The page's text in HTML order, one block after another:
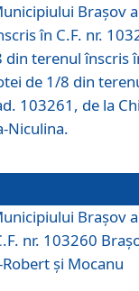
Braşov a
în C.F. nr.
din terenul înscris
de 1/8 din
103261, de la
Niculina.
Braşov a
nr. 103260
și Mocanu